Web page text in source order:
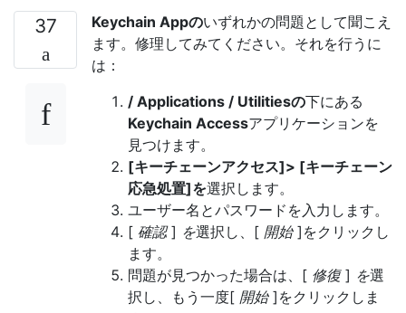
37 Keychain Appのいずれかの問題として聞こえ
ます。修理してみてください。それを行うに
は：
/ Applications / Utilitiesの下にある
Keychain Accessアプリケーションを
見つけます。
[キーチェーンアクセス]> [キーチェーン
応急処置]を選択します。
ユーザー名とパスワードを入力します。
[ 確認] を選択し、[ 開始]をクリックし
ます。
問題が見つかった場合は、[ 修復] を選
択し、もう一度[ 開始]をクリックしま